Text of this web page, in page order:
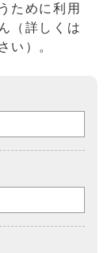
ために利用
（詳しくは
い）。